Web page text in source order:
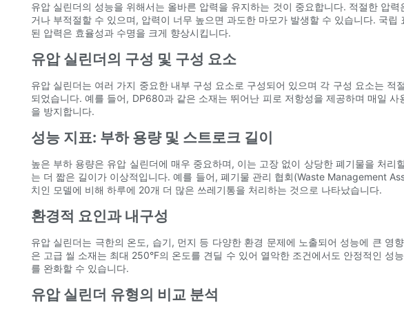
유압 실린더의 성능을 위해서는 올바른 압력을 유지하는 것이 중요합니다. 적절한 압
거나 부적절할 수 있으며, 압력이 너무 높으면 과도한 마모가 발생할 수 있습니다.
된 압력은 효율성과 수명을 크게 향상시킵니다.
유압 실린더의 구성 및 구성 요소
유압 실린더는 여러 가지 중요한 내부 구성 요소로 구성되어 있으며 각 구성 요소는
되었습니다. 예를 들어, DP680과 같은 소재는 뛰어난 피로 저항성을 제공하며 매일
을 방지합니다.
성능 지표: 부하 용량 및 스트로크 길이
높은 부하 용량은 유압 실린더에 매우 중요하며, 이는 고장 없이 상당한 폐기물을 처
는 더 짧은 길이가 이상적입니다. 예를 들어, 폐기물 관리 협회(Waste Management
치인 모델에 비해 하루에 20개 더 많은 쓰레기통을 처리하는 것으로 나타났습니다.
환경적 요인과 내구성
유압 실린더는 극한의 온도, 습기, 먼지 등 다양한 환경 문제에 노출되어 성능에 큰
은 고급 씰 소재는 최대 250°F의 온도를 견딜 수 있어 열악한 조건에서도 안정적인
를 완화할 수 있습니다.
유압 실린더 유형의 비교 분석